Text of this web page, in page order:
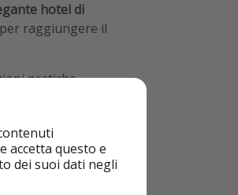
hotel di
raggiungere il
pratiche,
accetta questo e
dei suoi dati negli